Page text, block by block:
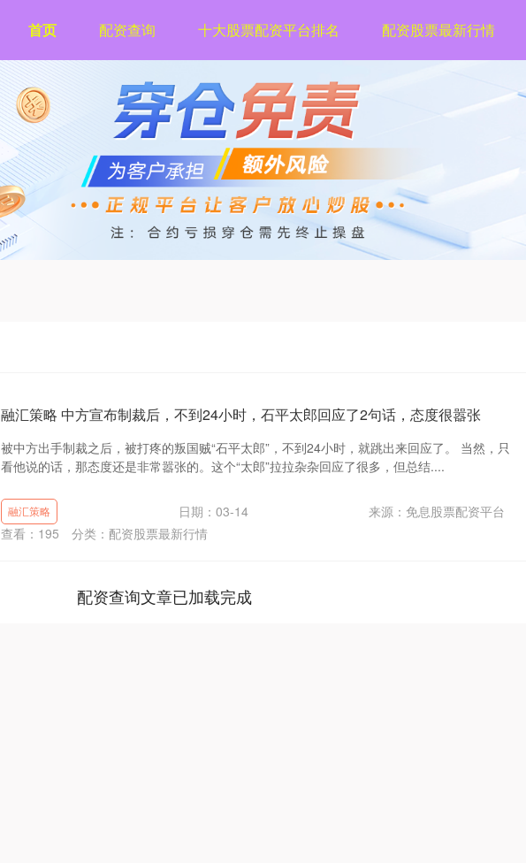
首页 配资查询 十大股票配资平台排名 配资股票最新行情
融汇策略 中方宣布制裁后，不到24小时，石平太郎回应了2句话，态度很嚣张
被中方出手制裁之后，被打疼的叛国贼“石平太郎”，不到24小时，就跳出来回应了。 当然，只
看他说的话，那态度还是非常嚣张的。这个“太郎”拉拉杂杂回应了很多，但总结....
融汇策略 日期：03-14
来源：免息股票配资平台
查看： 195 分类： 配资股票最新行情
配资查询文章已加载完成